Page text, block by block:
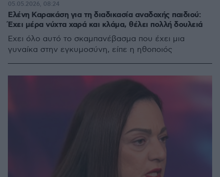
Ελένη Καρακάση για τη διαδικασία αναδοχής παιδιού:
Έχει μέρα νύχτα χαρά και κλάμα, θέλει πολλή δουλειά
Έχει όλο αυτό το σκαμπανέβασμα που έχει μια
γυναίκα στην εγκυμοσύνη, είπε η ηθοποιός
05.05.2026, 08:24